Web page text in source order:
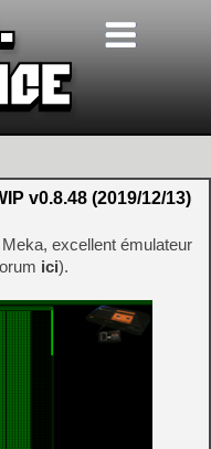
v0.8.48 (2019/12/13)
excellent émulateur
ici).